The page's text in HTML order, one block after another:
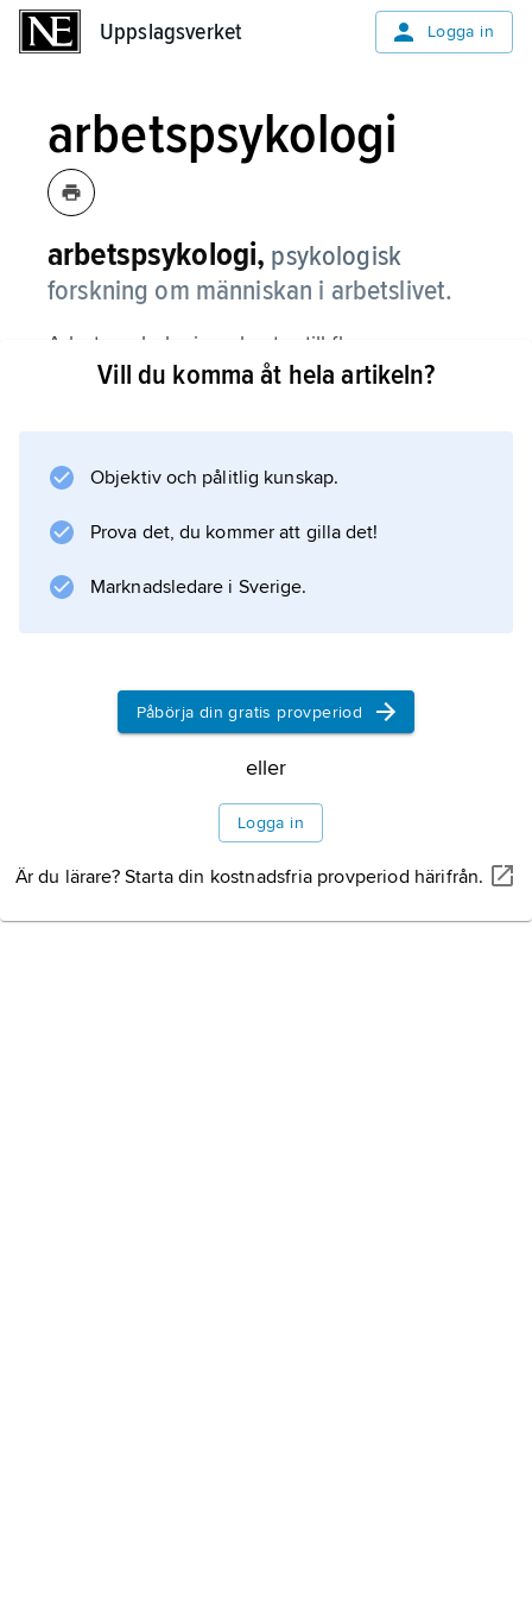
Uppslagsverket Logga in
arbetspsykologi
arbetspsykologi, psykologisk
forskning om människan i arbetslivet.
Arbetspsykologin anknyter till flera
grundläggande discipliner som biologisk
Gränserna till bl.a. arbetsfysiologi,
organisationslära är flytande.
Historik
Forskning
arbetspsykologi
Litteraturanvisning
Vill du komma åt hela artikeln?
Objektiv och pålitlig kunskap.
Prova det, du kommer att gilla det!
Marknadsledare i Sverige.
Påbörja din gratis provperiod
eller
Logga in
Är du lärare? Starta din kostnadsfria provperiod härifrån.